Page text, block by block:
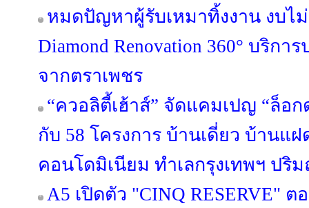
หมดปัญหาผู้รับเหมาทิ้งงาน งบไ
Diamond Renovation 360° บริกา
จากตราเพชร
“ควอลิตี้เฮ้าส์” จัดแคมเปญ “ล็อ
กับ 58 โครงการ บ้านเดี่ยว บ้านแ
คอนโดมิเนียม ทำเลกรุงเทพฯ ปริ
A5 เปิดตัว "CINQ RESERVE"